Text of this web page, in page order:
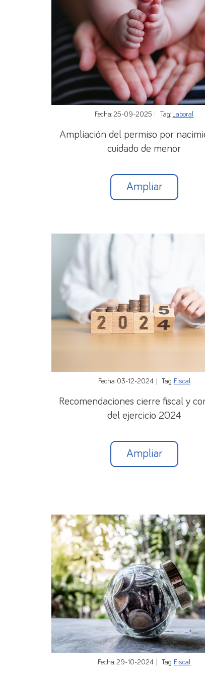
Gobierno dicte la normativa
el número de obligados tributarios
Los cambios aprobados también
sucesorios.
Pueden ponerse en contacto con
Fecha: 25-09-2025 Tag: Laboral
Ampliación del permiso por
cuidado de menor
Ampliar
Fecha: 03-12-2024 Tag: Fiscal
Recomendaciones cierre fiscal y
del ejercicio 2024
Ampliar
Fecha: 29-10-2024 Tag: Fiscal